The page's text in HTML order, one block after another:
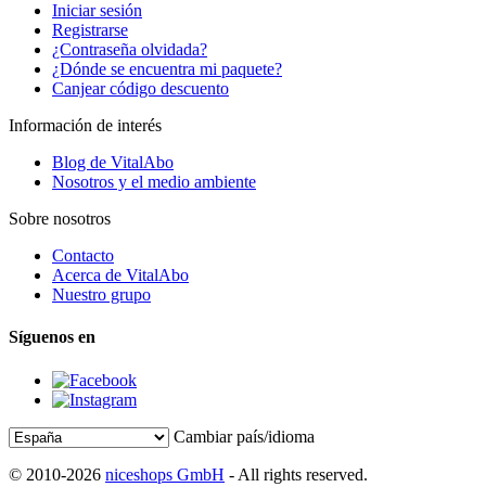
Iniciar sesión
Registrarse
¿Contraseña olvidada?
¿Dónde se encuentra mi paquete?
Canjear código descuento
Información de interés
Blog de VitalAbo
Nosotros y el medio ambiente
Sobre nosotros
Contacto
Acerca de VitalAbo
Nuestro grupo
Síguenos en
Cambiar país/idioma
© 2010-2026 niceshops GmbH - All rights reserved.